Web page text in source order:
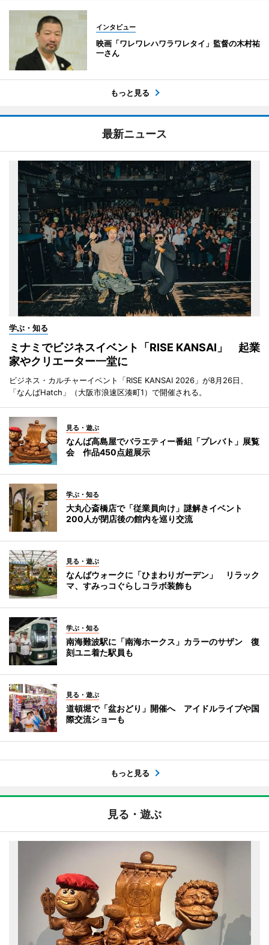
インタビュー
映画「ワレワレハワラワレタイ」監督の木村祐
一さん
もっと見る
最新ニュース
学ぶ・知る
ミナミでビジネスイベント「RISE KANSAI」 起業
家やクリエーター一堂に
ビジネス・カルチャーイベント「RISE KANSAI 2026」が8月26日、
「なんばHatch」（大阪市浪速区湊町1）で開催される。
見る・遊ぶ
なんば高島屋でバラエティー番組「プレバト」展覧
会 作品450点超展示
学ぶ・知る
大丸心斎橋店で「従業員向け」謎解きイベント
200人が閉店後の館内を巡り交流
見る・遊ぶ
なんばウォークに「ひまわりガーデン」 リラック
マ、すみっコぐらしコラボ装飾も
学ぶ・知る
南海難波駅に「南海ホークス」カラーのサザン 復
刻ユニ着た駅員も
見る・遊ぶ
道頓堀で「盆おどり」開催へ アイドルライブや国
際交流ショーも
もっと見る
見る・遊ぶ